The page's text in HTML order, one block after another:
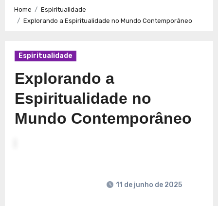
Caminhos para a Plenitude no Presente
Espiritualidade: Conexão e Significado no Presente
Home
Espiritualidade
Explorando a Espiritualidade no Mundo Contemporâneo
Espiritualidade
Explorando a
Espiritualidade no
Mundo Contemporâneo
11 de junho de 2025